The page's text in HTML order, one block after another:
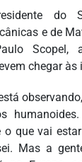
do
e de
Scopel,
chegar às
o que vai
Mas a